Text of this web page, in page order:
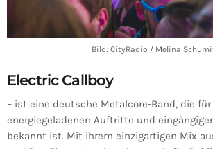
Bild: CityRadio / Melina
Electric Callboy
– ist eine deutsche Metalcore-Band, die für
energiegeladenen Auftritte und
bekannt ist. Mit ihrem einzigartigen Mix